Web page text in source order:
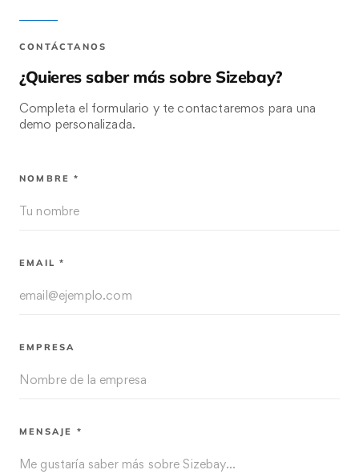
CONTÁCTANOS
¿Quieres saber más sobre Sizebay?
Completa el formulario y te contactaremos para una
demo personalizada.
NOMBRE *
EMAIL *
EMPRESA
MENSAJE *